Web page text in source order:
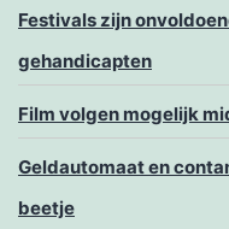
Festivals zijn
gehandicapten
Film volgen mogelijk
Geldautomaat en
beetje